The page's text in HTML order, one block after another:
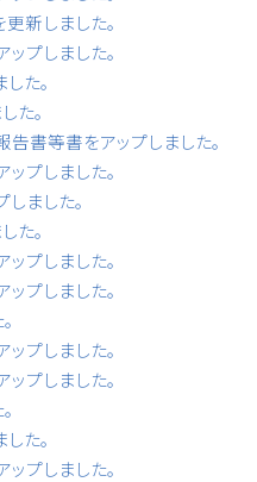
新しました。
ップしました。
た。
た。
告書等書をアップしました。
ップしました。
ました。
た。
ップしました。
ップしました。
ップしました。
ップしました。
た。
ップしました。